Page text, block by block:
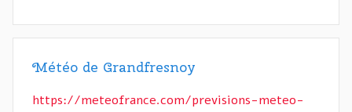
Météo de Grandfresnoy
https://meteofrance.com/previsions-meteo-